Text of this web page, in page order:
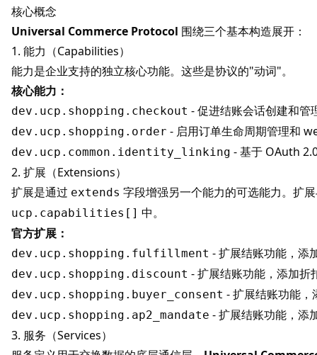
核心概念
Universal Commerce Protocol 围绕三个基本构造展开：
1. 能力（Capabilities）
能力是企业支持的独立核心功能。这些是协议的"动词"。
核心能力：
dev.ucp.shopping.checkout - 促进结账会话创建和管
dev.ucp.shopping.order - 启用订单生命周期管理和
dev.ucp.common.identity_linking - 基于 OAuth
2. 扩展（Extensions）
扩展是通过 extends 字段增强另一个能力的可选能力。扩
ucp.capabilities[] 中。
官方扩展：
dev.ucp.shopping.fulfillment - 扩展结账功能，添
dev.ucp.shopping.discount - 扩展结账功能，添加折
dev.ucp.shopping.buyer_consent - 扩展结账功能，
dev.ucp.shopping.ap2_mandate - 扩展结账功能，添
3. 服务（Services）